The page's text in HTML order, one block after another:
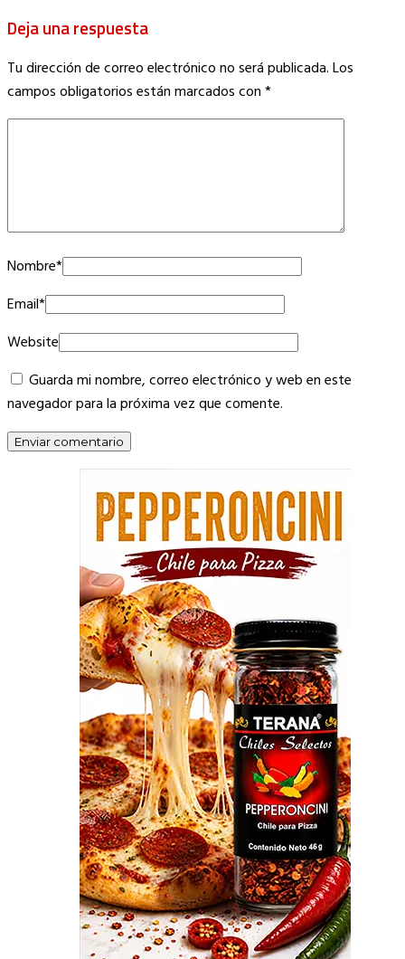
Deja una respuesta
Tu dirección de correo electrónico no será publicada.Los
campos obligatorios están marcados con*
Nombre*
Email*
Website
Guarda mi nombre, correo electrónico y web en este
navegador para la próxima vez que comente.